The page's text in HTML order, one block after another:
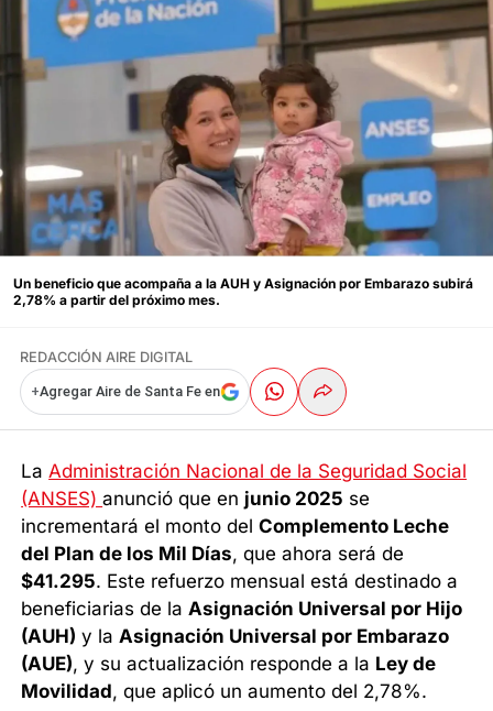
Un beneficio que acompaña a la AUH y Asignación por Embarazo subirá
2,78% a partir del próximo mes.
REDACCIÓN AIRE DIGITAL
+Agregar Aire de Santa Fe en
LaAdministración Nacional de la Seguridad Social
(ANSES)anunció que en junio 2025 se
incrementará el monto delComplemento Leche
del Plan de los Mil Días, que ahora será de
$41.295. Este refuerzo mensual está destinado a
beneficiarias de laAsignación Universal por Hijo
(AUH) y laAsignación Universal por Embarazo
(AUE), y su actualización responde a la Ley de
Movilidad, que aplicó un aumento del 2,78%.